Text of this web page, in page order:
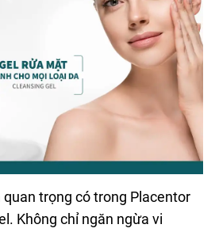
trọng có trong Placentor
Không chỉ ngăn ngừa vi